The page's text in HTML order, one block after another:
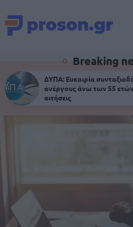
Breaking
ΔΥΠΑ: Ευκαιρία
ανέργους άνω των 55 ετών
αιτήσεις